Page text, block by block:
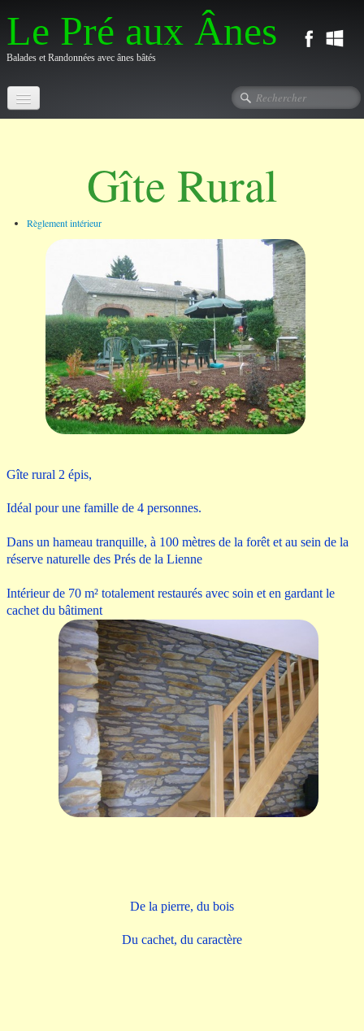
Le Pré aux Ânes
Balades et Randonnées avec ânes bâtés
Stages de vacances▼
Travail, pension et parrainage▼
Contact et plan d'accès
Gîte Rural
Règlement intérieur
Gîte rural 2 épis,
Idéal pour une famille de 4 personnes.
Dans un hameau tranquille, à 100 mètres de la forêt et au sein de la
réserve naturelle des Prés de la Lienne
Intérieur de 70 m² totalement restaurés avec soin et en gardant le
cachet du bâtiment
De la pierre, du bois
Du cachet, du caractère